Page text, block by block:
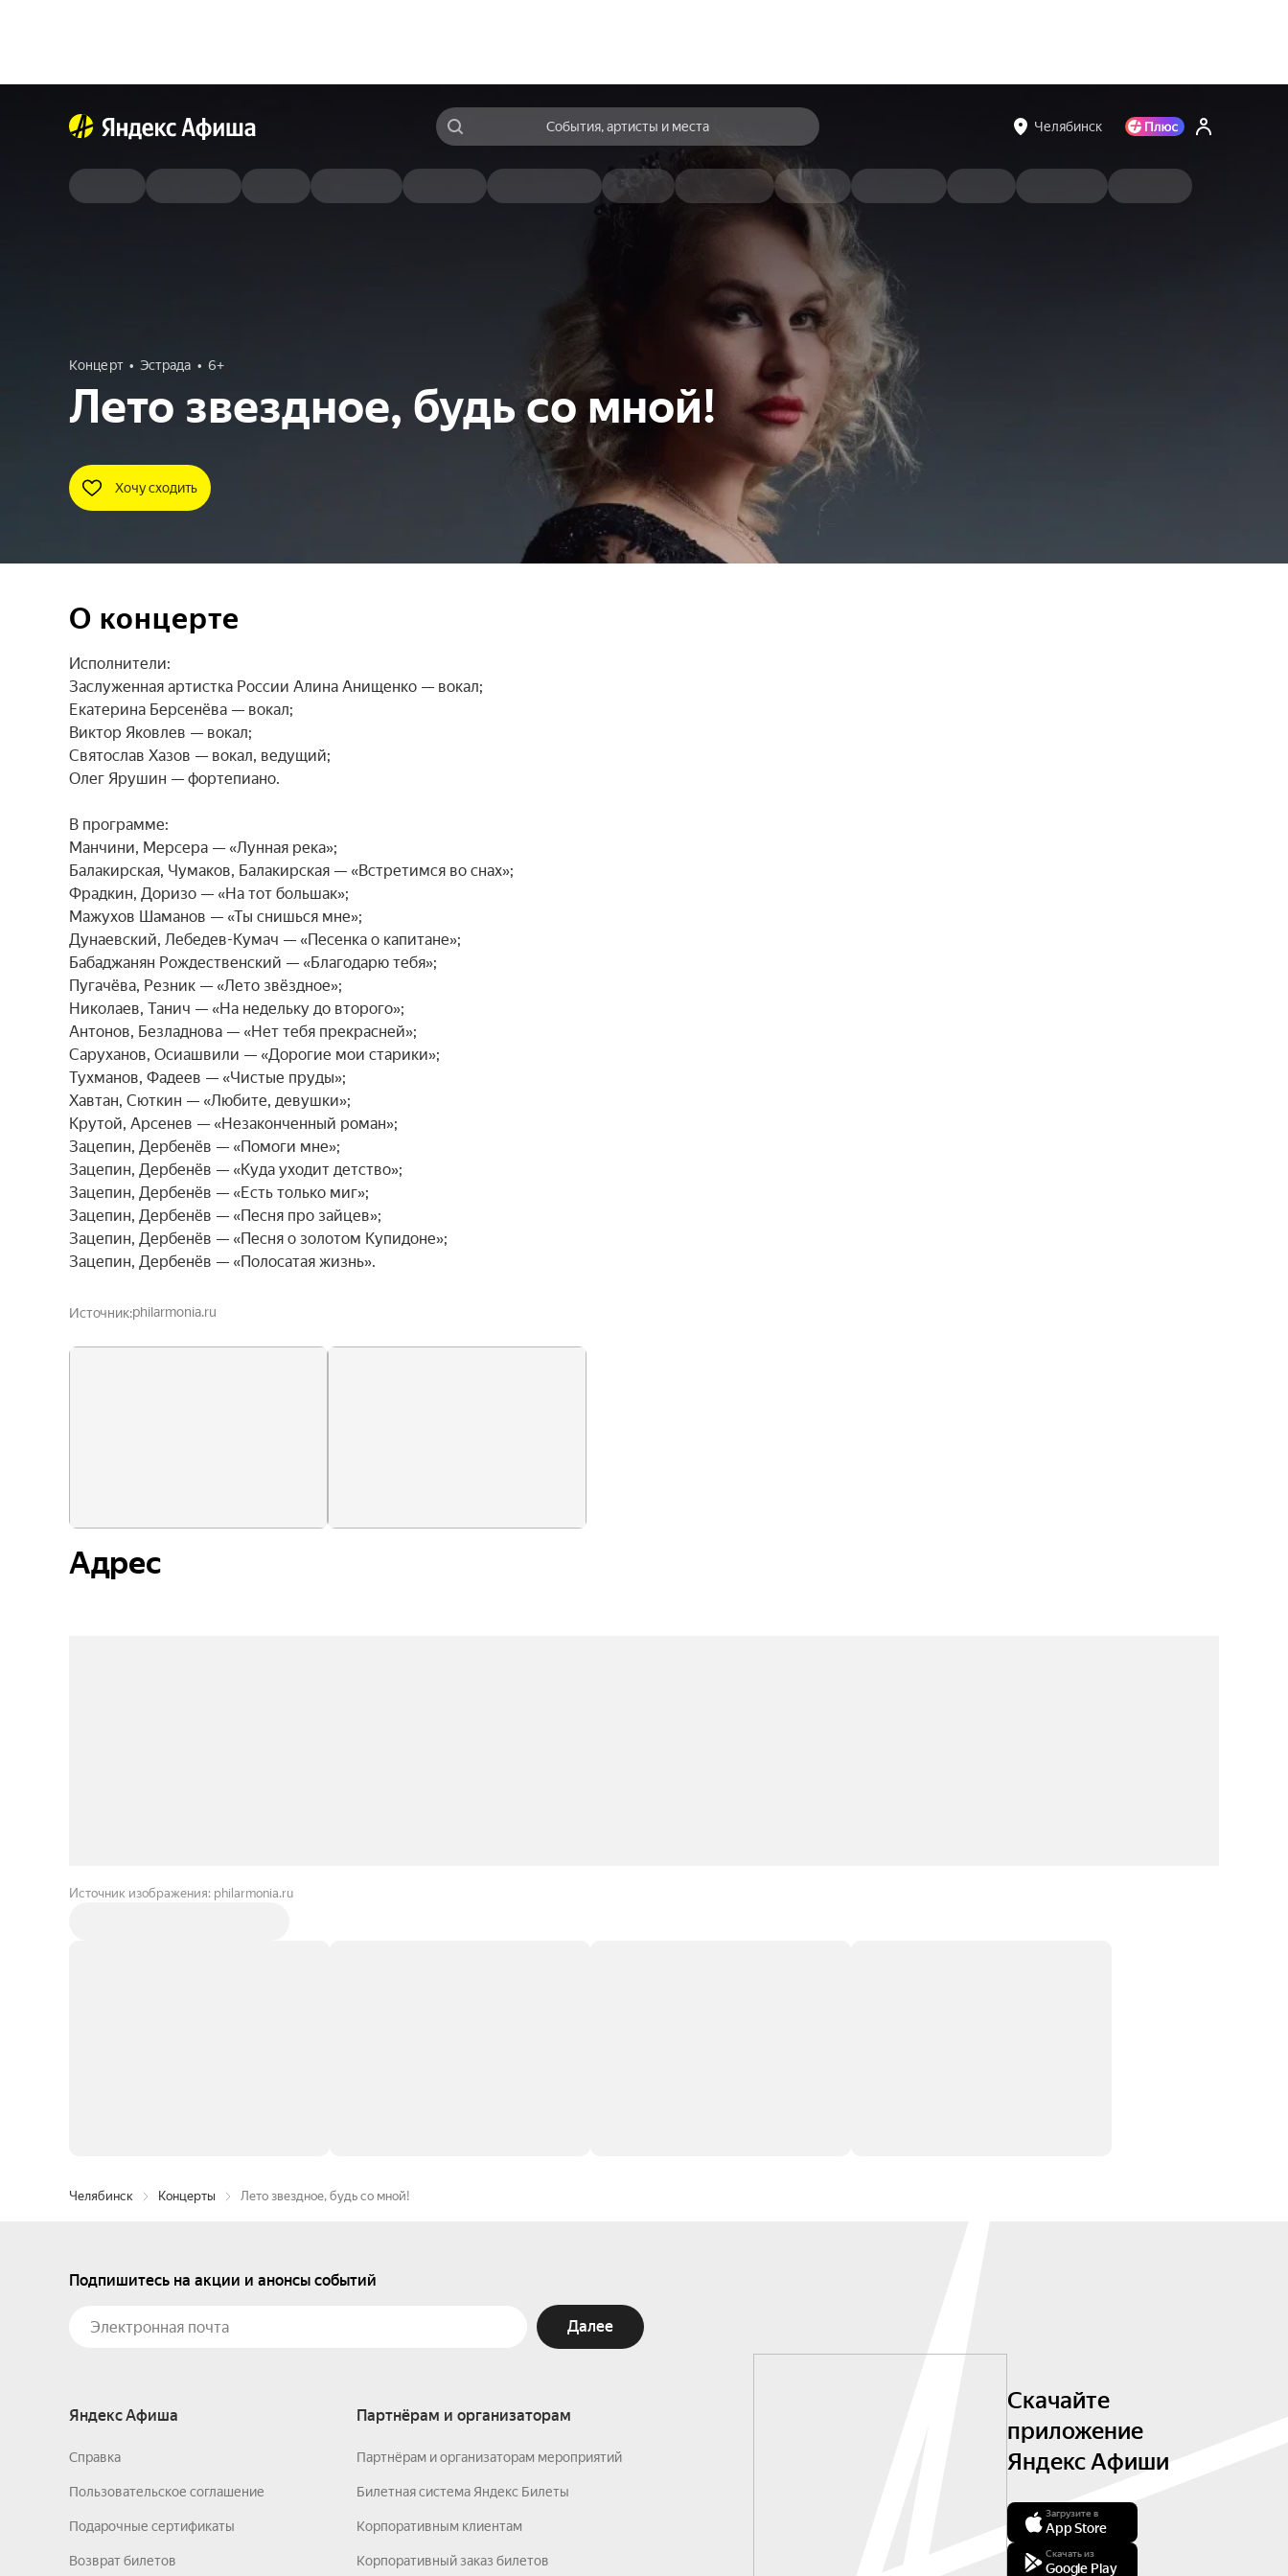
События, артисты и места Челябинск
Концерт Эстрада 6+
Лето звездное, будь со мной!
Хочу сходить
О концерте
Исполнители:
Заслуженная артистка России Алина Анищенко — вокал;
Екатерина Берсенёва — вокал;
Виктор Яковлев — вокал;
Святослав Хазов — вокал, ведущий;
Олег Ярушин — фортепиано.
В программе:
Манчини, Мерсера — «Лунная река»;
Балакирская, Чумаков, Балакирская — «Встретимся во снах»;
Фрадкин, Доризо — «На тот большак»;
Мажухов Шаманов — «Ты снишься мне»;
Дунаевский, Лебедев-Кумач — «Песенка о капитане»;
Бабаджанян Рождественский — «Благодарю тебя»;
Пугачёва, Резник — «Лето звёздное»;
Николаев, Танич — «На недельку до второго»;
Антонов, Безладнова — «Нет тебя прекрасней»;
Саруханов, Осиашвили — «Дорогие мои старики»;
Тухманов, Фадеев — «Чистые пруды»;
Хавтан, Сюткин — «Любите, девушки»;
Крутой, Арсенев — «Незаконченный роман»;
Зацепин, Дербенёв — «Помоги мне»;
Зацепин, Дербенёв — «Куда уходит детство»;
Зацепин, Дербенёв — «Есть только миг»;
Зацепин, Дербенёв — «Песня про зайцев»;
Зацепин, Дербенёв — «Песня о золотом Купидоне»;
Зацепин, Дербенёв — «Полосатая жизнь».
Источникphilarmonia.ru
Адрес
Источник изображения: philarmonia.ru
Челябинск Концерты Лето звездное, будь со мной!
Подпишитесь на акции и анонсы событий
Далее
Яндекс Афиша
Справка
Пользовательское соглашение
Подарочные сертификаты
Возврат билетов
Партнёрам и организаторам
Партнёрам и организаторам мероприятий
Билетная система Яндекс Билеты
Корпоративным клиентам
Корпоративный заказ билетов
Скачайте
приложение
Яндекс Афиши
Загрузите в
App Store
Скачать из
Google Play